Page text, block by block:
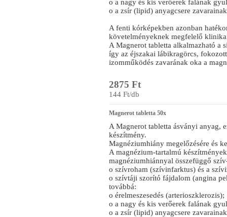
o a nagy és kis verőerek falának
o a zsír (lipid) anyagcsere
A fenti kórképekben azonban
követelményeknek megfelelő
A Magnerot tabletta alkalmazható a
így az éjszakai lábikragörcs,
izomműködés zavarának oka a
2875 Ft
144 Ft/db
Magnerot tabletta 50x
A Magnerot tabletta ásványi anyag,
készítmény.
Magnéziumhiány megelőzésére és
A magnézium-tartalmú
magnéziumhiánnyal összefüggő
o szívroham (szívinfarktus) és a
o szívtáji szorító fájdalom (angina
továbbá:
o érelmeszesedés (arterioszklerozis);
o a nagy és kis verőerek falának
o a zsír (lipid) anyagcsere